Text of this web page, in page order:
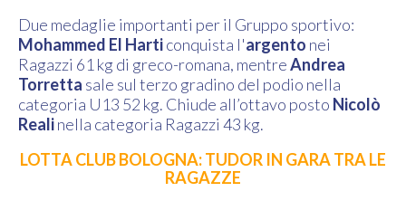
Due medaglie importanti per il Gruppo sportivo:
Mohammed El Harticonquista l'argento nei
Ragazzi 61 kg di greco-romana, mentreAndrea
Torretta sale sul terzo gradino del podio nella
categoria U13 52 kg. Chiude all’ottavo posto Nicolò
Realinella categoria Ragazzi 43 kg.
LOTTA CLUB BOLOGNA: TUDOR IN GARA TRA LE
RAGAZZE